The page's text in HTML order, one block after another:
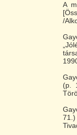
A
/
(p.